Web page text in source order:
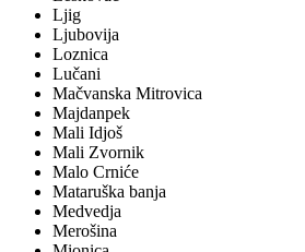
Ljig
Ljubovija
Loznica
Lučani
Mačvanska Mitrovica
Majdanpek
Mali Idjoš
Mali Zvornik
Malo Crniće
Mataruška banja
Medvedja
Merošina